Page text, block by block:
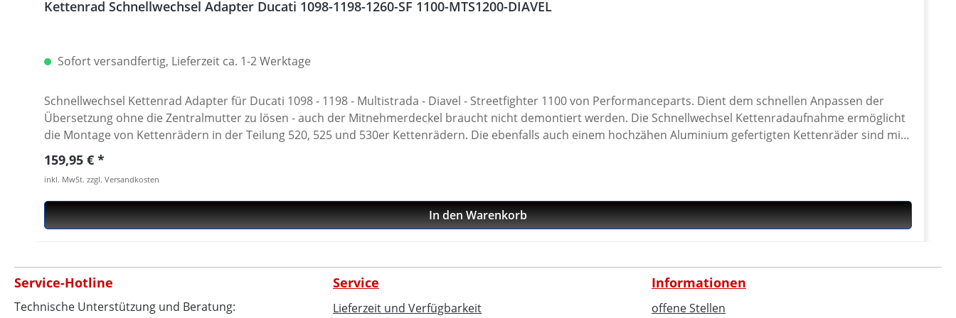
Kettenrad Schnellwechsel Adapter Ducati 1098-1198-1260-SF 1100-MTS1200-DIAVEL
Sofort versandfertig, Lieferzeit ca. 1-2 Werktage
Schnellwechsel Kettenrad Adapter für Ducati 1098 - 1198 - Multistrada - Diavel - Streetfighter 1100 von Performanceparts. Dient dem schnellen Anpassen der
Übersetzung ohne die Zentralmutter zu lösen - auch der Mitnehmerdeckel braucht nicht demontiert werden. Die Schnellwechsel Kettenradaufnahme ermöglicht
die Montage von Kettenrädern in der Teilung 520, 525 und 530er Kettenrädern. Die ebenfalls auch einem hochzähen Aluminium gefertigten Kettenräder sind mit
36 - 45 Zähnen und 52er, 525er oder 530er Teilung lieferbar. Siehe Zubehör Die jeweiligen Kettenräder sind unter der Artikel Nr- 40-1210, 40-1211 und 40-1212
einzeln erhältlich. Die Adapter sind in silber, schwarz, rot, titan oder gold eloxiert lieferbar. · Anpassend der Übersetzung ohne Demontage der
Kettenradverschraubung · Gefertigt aus hochfestem Aluminium 7075 T6 · Diverse Übersetzungen und Teilungen lieferbar. Siehe Zubehör · Hochwertig
Oberflächen eloxiert · Made in Germany Passend für alle Ducati: · 1098 · 1198 · Diavel · Diavel 1260 · Streetfighter 1100 2010-2013 · Streetfighter 1098 2010-2013 ·
Multistrada 1200 · Multistrada 1260 · Multistrada V4 Pikes Peak
Regulärer Preis:
159,95 €
inkl. MwSt. zzgl. Versandkosten
In den Warenkorb
Service-Hotline
Technische Unterstützung und Beratung:
Service
Lieferzeit und Verfügbarkeit
Informationen
offene Stellen